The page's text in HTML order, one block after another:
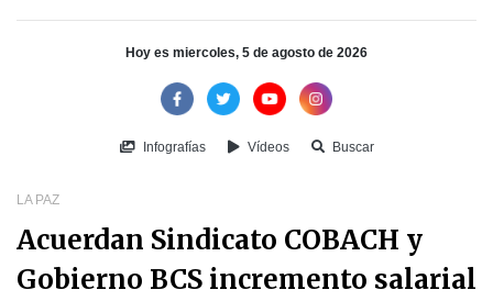
Hoy es miercoles, 5 de agosto de 2026
Infografías Vídeos Buscar
LA PAZ
Acuerdan Sindicato COBACH y
Gobierno BCS incremento salarial